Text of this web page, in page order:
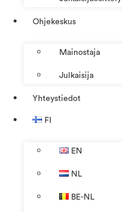
Ohjekeskus
Mainostaja
Julkaisija
Yhteystiedot
FI
EN
NL
BE-NL